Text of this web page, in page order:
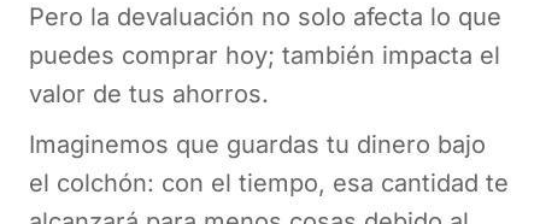
Pero la devaluación no solo afecta lo que
puedes comprar hoy; también impacta el
valor de tus ahorros.
Imaginemos que guardas tu dinero bajo
el colchón: con el tiempo, esa cantidad te